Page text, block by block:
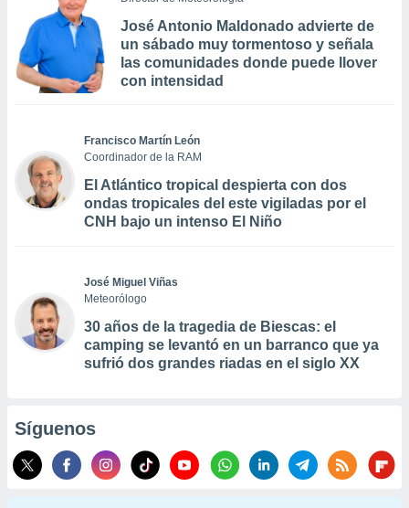
José Antonio Maldonado advierte de
un sábado muy tormentoso y señala
las comunidades donde puede llover
con intensidad
Francisco Martín León
Coordinador de la RAM
El Atlántico tropical despierta con dos
ondas tropicales del este vigiladas por el
CNH bajo un intenso El Niño
José Miguel Viñas
Meteorólogo
30 años de la tragedia de Biescas: el
camping se levantó en un barranco que ya
sufrió dos grandes riadas en el siglo XX
Síguenos